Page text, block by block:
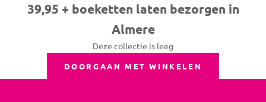
39,95 + boeketten laten bezorgen in
Almere
Deze collectie is leeg
DOORGAAN MET WINKELEN